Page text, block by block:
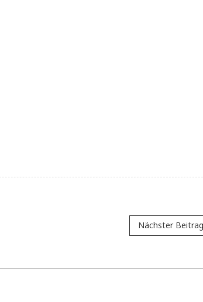
Nächster Beitrag